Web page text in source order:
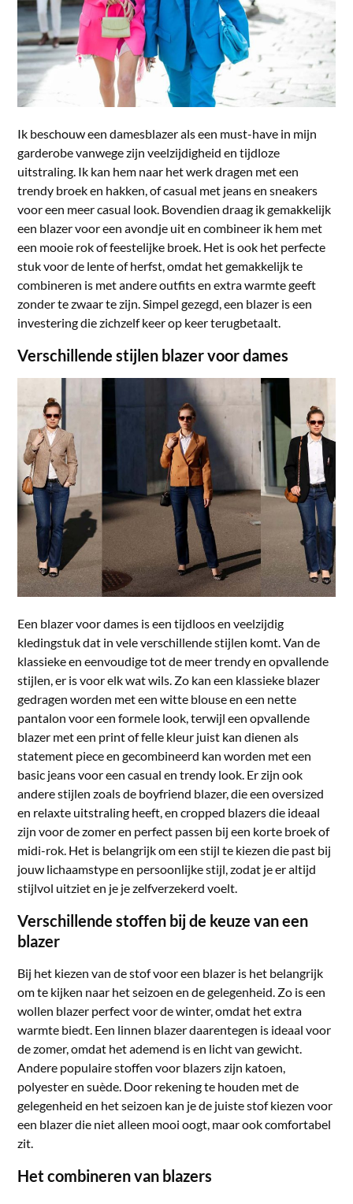
Ik beschouw een damesblazer als een must-have in mijn
garderobe vanwege zijn veelzijdigheid en tijdloze
uitstraling. Ik kan hem naar het werk dragen met een
trendy broek en hakken, of casual met jeans en sneakers
voor een meer casual look. Bovendien draag ik gemakkelijk
een blazer voor een avondje uit en combineer ik hem met
een mooie rok of feestelijke broek. Het is ook het perfecte
stuk voor de lente of herfst, omdat het gemakkelijk te
combineren is met andere outfits en extra warmte geeft
zonder te zwaar te zijn. Simpel gezegd, een blazer is een
investering die zichzelf keer op keer terugbetaalt.
Verschillende stijlen blazer voor dames
Een blazer voor dames is een tijdloos en veelzijdig
kledingstuk dat in vele verschillende stijlen komt. Van de
klassieke en eenvoudige tot de meer trendy en opvallende
stijlen, er is voor elk wat wils. Zo kan een klassieke blazer
gedragen worden met een witte blouse en een nette
pantalon voor een formele look, terwijl een opvallende
blazer met een print of felle kleur juist kan dienen als
statement piece en gecombineerd kan worden met een
basic jeans voor een casual en trendy look. Er zijn ook
andere stijlen zoals de boyfriend blazer, die een oversized
en relaxte uitstraling heeft, en cropped blazers die ideaal
zijn voor de zomer en perfect passen bij een korte broek of
midi-rok. Het is belangrijk om een stijl te kiezen die past bij
jouw lichaamstype en persoonlijke stijl, zodat je er altijd
stijlvol uitziet en je je zelfverzekerd voelt.
Verschillende stoffen bij de keuze van een
blazer
Bij het kiezen van de stof voor een blazer is het belangrijk
om te kijken naar het seizoen en de gelegenheid. Zo is een
wollen blazer perfect voor de winter, omdat het extra
warmte biedt. Een linnen blazer daarentegen is ideaal voor
de zomer, omdat het ademend is en licht van gewicht.
Andere populaire stoffen voor blazers zijn katoen,
polyester en suède. Door rekening te houden met de
gelegenheid en het seizoen kan je de juiste stof kiezen voor
een blazer die niet alleen mooi oogt, maar ook comfortabel
zit.
Het combineren van blazers